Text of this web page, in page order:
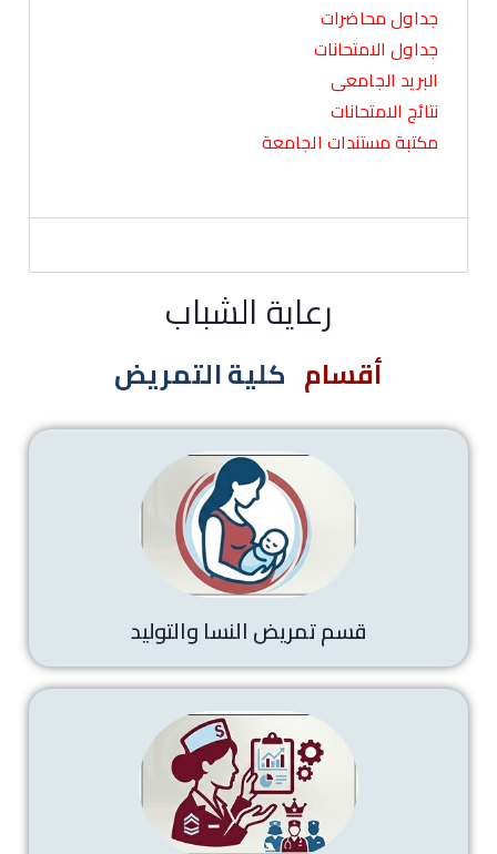
جداول محاضرات
جداول الامتحانات
البريد الجامعى
نتائج الامتحانات
مكتبة مستندات الجامعة
رعاية الشباب
أقسامكلية التمريض
قسم تمريض النسا والتوليد